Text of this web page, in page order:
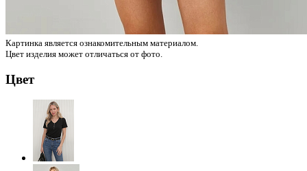
Картинка является ознакомительным материалом.
Цвет изделия может отличаться от фото.
Цвет